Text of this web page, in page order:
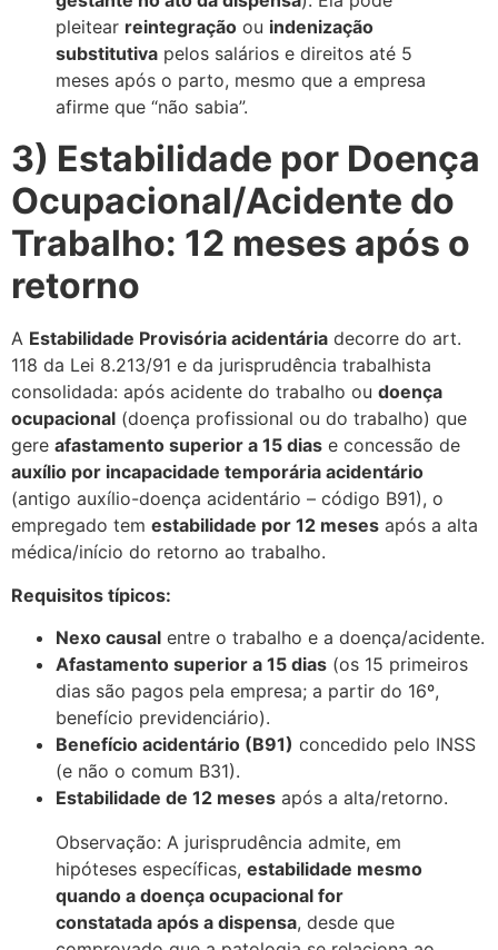
pleitear reintegração ou indenização
substitutiva pelos salários e direitos até 5
meses após o parto, mesmo que a empresa
afirme que “não sabia”.
3) Estabilidade por Doença
Ocupacional/Acidente do
Trabalho: 12 meses após o
retorno
A Estabilidade Provisória acidentária decorre do art.
118 da Lei 8.213/91 e da jurisprudência trabalhista
consolidada: após acidente do trabalho ou doença
ocupacional (doença profissional ou do trabalho) que
gere afastamento superior a 15 dias e concessão de
auxílio por incapacidade temporária acidentário
(antigo auxílio-doença acidentário – código B91), o
empregado tem estabilidade por 12 meses após a alta
médica/início do retorno ao trabalho.
Requisitos típicos:
Nexo causal entre o trabalho e a doença/acidente.
Afastamento superior a 15 dias (os 15 primeiros
dias são pagos pela empresa; a partir do 16º,
benefício previdenciário).
Benefício acidentário (B91) concedido pelo INSS
(e não o comum B31).
Estabilidade de 12 meses após a alta/retorno.
Observação: A jurisprudência admite, em
hipóteses específicas, estabilidade mesmo
quando a doença ocupacional for
constatada após a dispensa, desde que